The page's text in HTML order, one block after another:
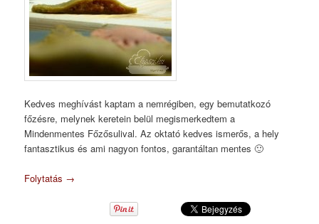
Kedves meghívást kaptam a nemrégiben, egy bemutatkozó
főzésre, melynek keretein belül megismerkedtem a
Mindenmentes Főzősulival. Az oktató kedves ismerős, a hely
fantasztikus és ami nagyon fontos, garantáltan mentes 🙂
Folytatás →